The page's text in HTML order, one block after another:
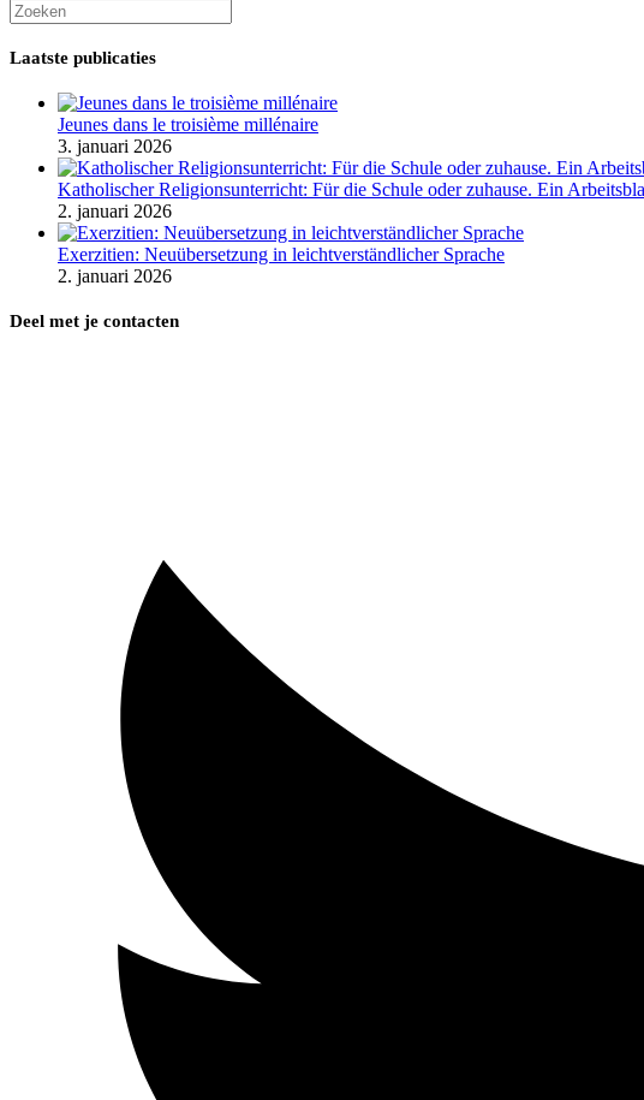
Laatste publicaties
Jeunes dans le troisième millénaire
3. januari 2026
Katholischer Religionsunterricht: Für die Schule oder zuhause. Ein
2. januari 2026
Exerzitien: Neuübersetzung in leichtverständlicher Sprache
2. januari 2026
Deel met je contacten